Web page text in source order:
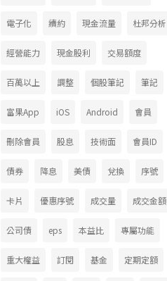
電子化 續約 現金流量 杜邦分析
經營能力 現金股利 交易額度
百萬以上 調整 個股筆記 筆記
富果App iOS Android 會員
刪除會員 股息 技術面 會員ID
債券 降息 美債 兌換 序號
卡片 優惠序號 成交量 成交金額
公司債 eps 本益比 專屬功能
重大權益 訂閱 基金 定期定額